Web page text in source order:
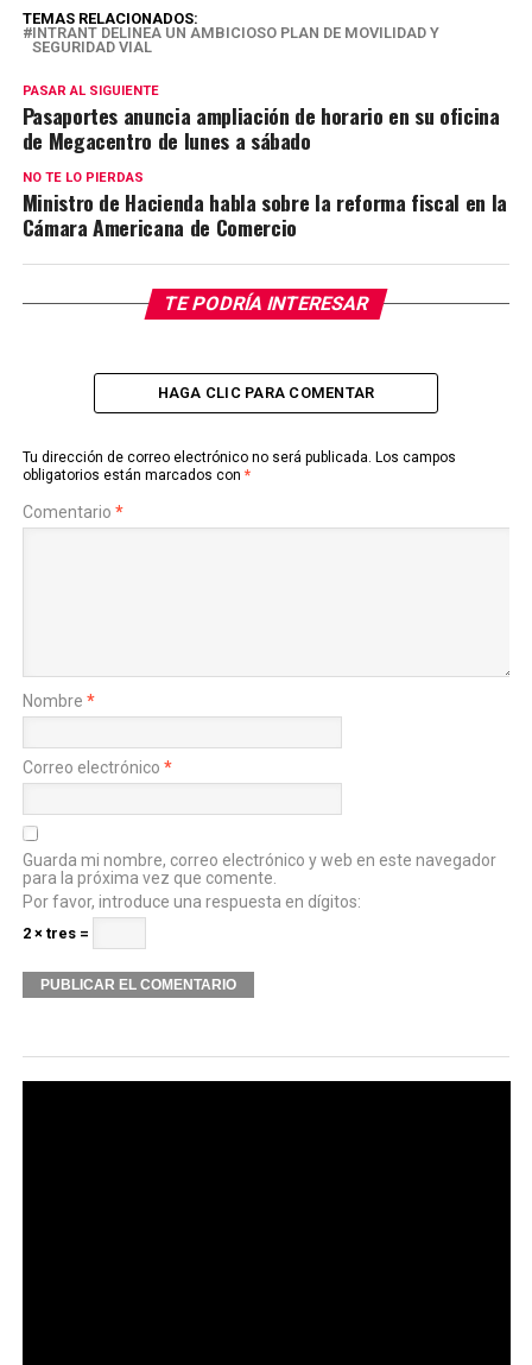
TEMAS RELACIONADOS:
INTRANT DELINEA UN AMBICIOSO PLAN DE MOVILIDAD Y
SEGURIDAD VIAL
PASAR AL SIGUIENTE
Pasaportes anuncia ampliación de horario en su oficina
de Megacentro de lunes a sábado
NO TE LO PIERDAS
Ministro de Hacienda habla sobre la reforma fiscal en la
Cámara Americana de Comercio
TE PODRÍA INTERESAR
HAGA CLIC PARA COMENTAR
Tu dirección de correo electrónico no será publicada. Los campos
obligatorios están marcados con *
Comentario *
Nombre *
Correo electrónico *
Guarda mi nombre, correo electrónico y web en este navegador
para la próxima vez que comente.
Por favor, introduce una respuesta en dígitos:
2 × tres =